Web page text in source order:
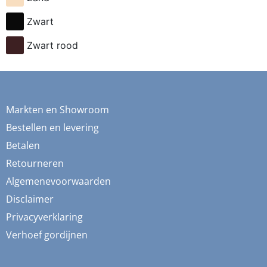
fietsen
flessen
fresia
ganzen
gemberkoekjes
geometrisch
ginko
gnome
grafisch
Zwart
Zwart rood
Markten en Showroom
Bestellen en levering
Betalen
Retourneren
Algemenevoorwaarden
Disclaimer
Privacyverklaring
Verhoef gordijnen